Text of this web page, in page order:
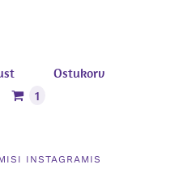
Ostukorv
1
INSTAGRAMIS